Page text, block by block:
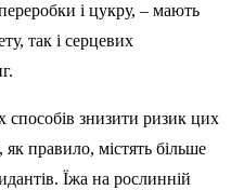
і цукру, – мають
так і серцевих
способів знизити ризик цих
правило, містять більше
Їжа на рослинній